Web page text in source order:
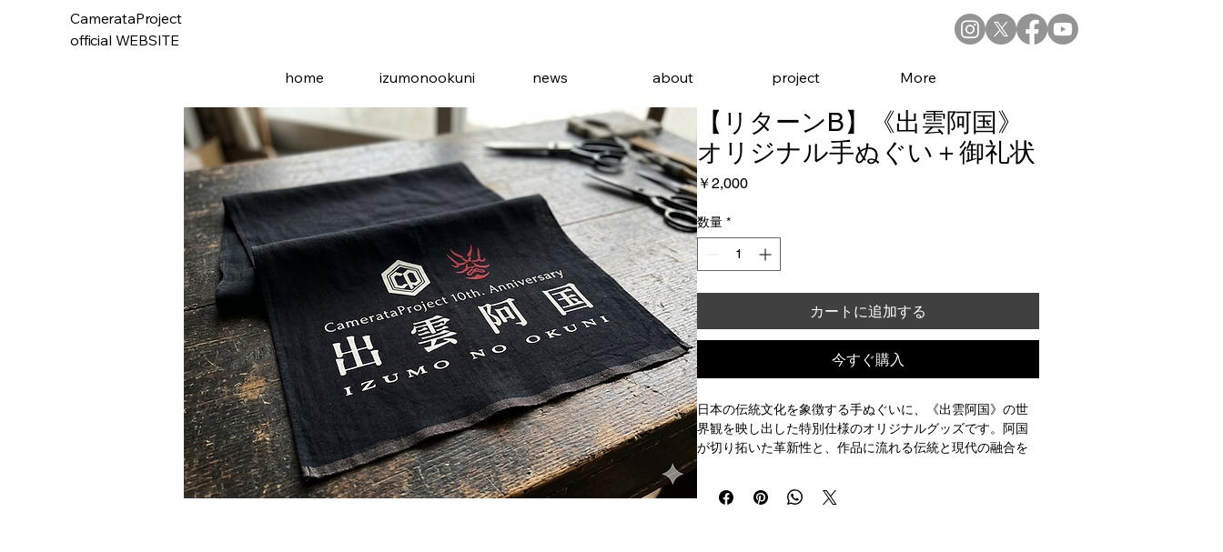
CamerataProject
official WEBSITE
home izumonookuni news about project More
【リターンB】《出雲阿国》
オリジナル手ぬぐい＋御礼状
￥2,000価
数量 *
カートに追加する
今すぐ購入
日本の伝統文化を象徴する手ぬぐいに、《出雲阿国》の世
界観を映し出した特別仕様のオリジナルグッズです。阿国
が切り拓いた革新性と、作品に流れる伝統と現代の融合を
吸水性に優れた実用性と、日本らしい美しさを兼ね備えた